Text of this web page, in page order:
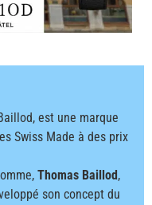
est une marque
Swiss Made à des prix
Thomas Baillod ,
son concept du